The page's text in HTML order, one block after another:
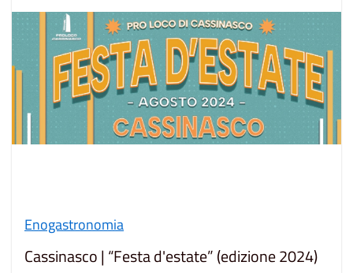
Enogastronomia
Cassinasco | “Festa d'estate” (edizione 2024)